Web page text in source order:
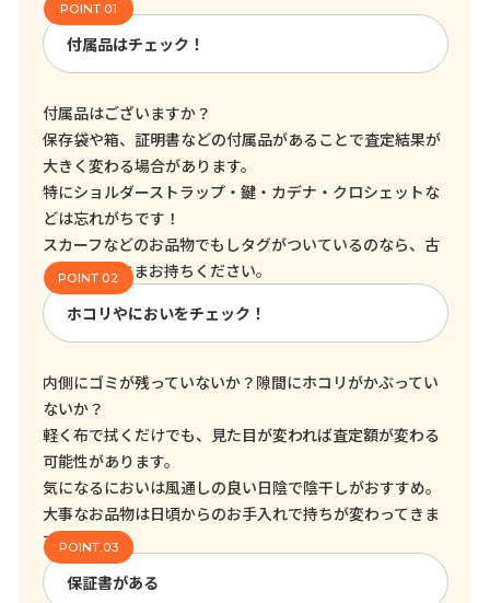
付属品はチェック！
付属品はございますか？
保存袋や箱、証明書などの付属品があることで査定結果が
大きく変わる場合があります。
特にショルダーストラップ・鍵・カデナ・クロシェットな
どは忘れがちです！
スカーフなどのお品物でもしタグがついているのなら、古
くてもそのままお持ちください。
ホコリやにおいをチェック！
内側にゴミが残っていないか？隙間にホコリがかぶってい
ないか？
軽く布で拭くだけでも、見た目が変われば査定額が変わる
可能性があります。
気になるにおいは風通しの良い日陰で陰干しがおすすめ。
大事なお品物は日頃からのお手入れで持ちが変わってきま
す！
保証書がある